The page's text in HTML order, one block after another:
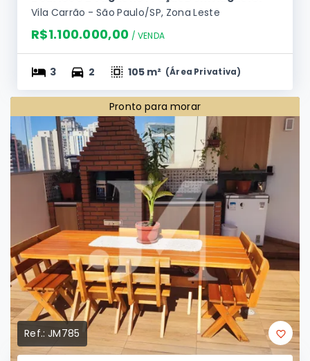
Apartamento de 107m², 3 Dormitórios sendo
2 Suítes e 2 Vagas no Praças Dom Augusto.
R$1.100.000,00 / VENDA
105 m² ( Área Privativa
Pronto para morar